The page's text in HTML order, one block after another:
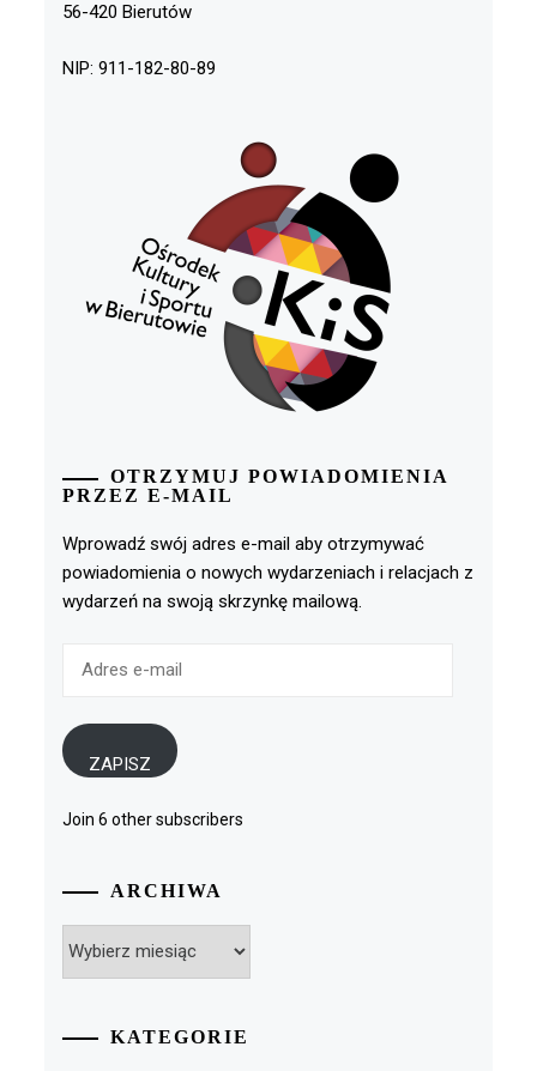
56-420 Bierutów
NIP: 911-182-80-89
OTRZYMUJ POWIADOMIENIA
PRZEZ E-MAIL
Wprowadź swój adres e-mail aby otrzymywać
powiadomienia o nowych wydarzeniach i relacjach z
wydarzeń na swoją skrzynkę mailową.
ZAPISZ
Join 6 other subscribers
ARCHIWA
KATEGORIE